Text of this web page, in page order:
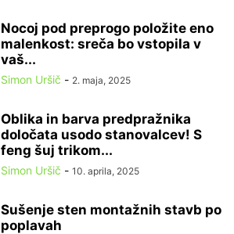
Nocoj pod preprogo položite eno
malenkost: sreča bo vstopila v
vaš...
Simon Uršič - 2. maja, 2025
Oblika in barva predpražnika
določata usodo stanovalcev! S
feng šuj trikom...
Simon Uršič - 10. aprila, 2025
Sušenje sten montažnih stavb po
poplavah